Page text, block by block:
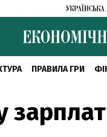
ПРАВИЛА ГРИ